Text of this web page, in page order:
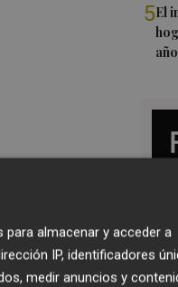
5El
año
almacenar y acceder a
IP, identificadores
medir anuncios y